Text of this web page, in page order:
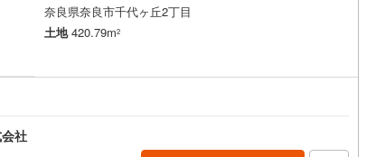
奈良県奈良市千代ヶ丘2丁目
土地420.79m2
社